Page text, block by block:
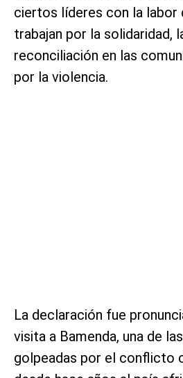
ciertos líderes con la labor
trabajan por la solidaridad,
reconciliación en las
por la violencia.
La declaración fue
visita a Bamenda, una de
golpeadas por el conflicto